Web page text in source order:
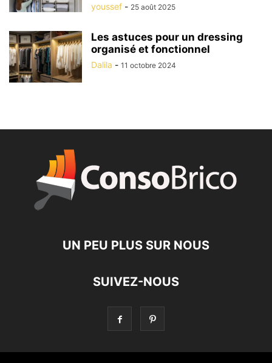
youssef - 25 août 2025
Les astuces pour un dressing
organisé et fonctionnel
Dalila - 11 octobre 2024
UN PEU PLUS SUR NOUS
SUIVEZ-NOUS